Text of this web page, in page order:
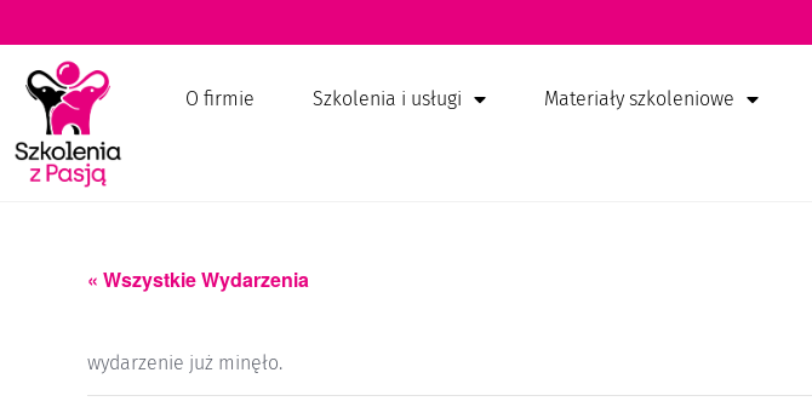
O firmie Szkolenia i usługi Materiały szkoleniowe
« Wszystkie Wydarzenia
wydarzenie już minęło.